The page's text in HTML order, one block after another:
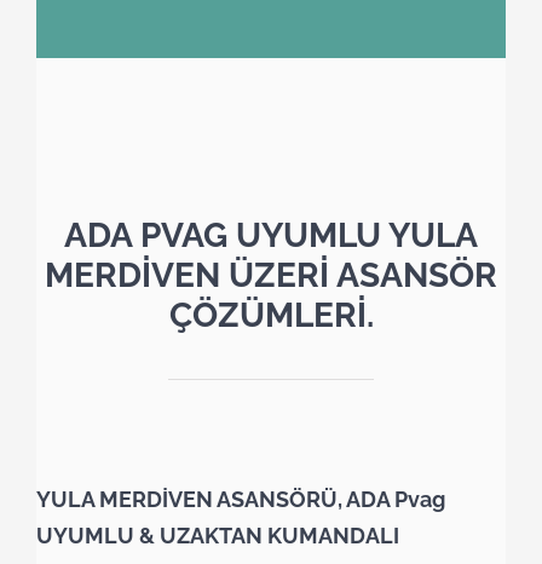
ADA PVAG UYUMLU YULA
MERDİVEN ÜZERİ ASANSÖR
ÇÖZÜMLERİ.
YULA MERDİVEN ASANSÖRÜ, ADA Pvag
UYUMLU & UZAKTAN KUMANDALI